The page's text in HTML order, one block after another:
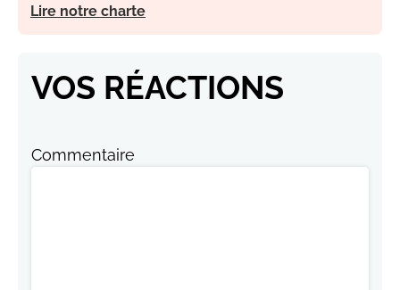
Lire notre charte
VOS RÉACTIONS
Commentaire